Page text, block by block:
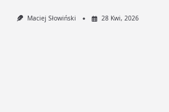
Maciej Słowiński 28 Kwi, 2026